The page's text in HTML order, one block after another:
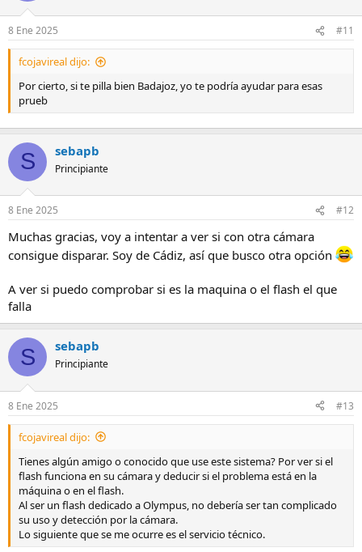
8 Ene 2025 #11
fcojavireal dijo:
Por cierto, si te pilla bien Badajoz, yo te podría ayudar para esas
prueb
S sebapb
Principiante
8 Ene 2025 #12
Muchas gracias, voy a intentar a ver si con otra cámara
consigue disparar. Soy de Cádiz, así que busco otra opción
A ver si puedo comprobar si es la maquina o el flash el que
falla
S sebapb
Principiante
8 Ene 2025 #13
fcojavireal dijo:
Tienes algún amigo o conocido que use este sistema? Por ver si el
flash funciona en su cámara y deducir si el problema está en la
máquina o en el flash.
Al ser un flash dedicado a Olympus, no debería ser tan complicado
su uso y detección por la cámara.
Lo siguiente que se me ocurre es el servicio técnico.